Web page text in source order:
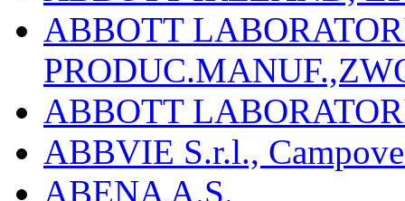
ABBOTT
ABBOTT
ABBVIE S.r.l.,
ABENA A.S.